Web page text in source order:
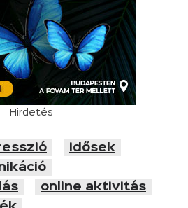
Hirdetés
idősek
online aktivitás